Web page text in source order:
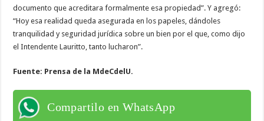
documento que acreditara formalmente esa propiedad”. Y agregó:
“Hoy esa realidad queda asegurada en los papeles, dándoles
tranquilidad y seguridad jurídica sobre un bien por el que, como dijo
el Intendente Lauritto, tanto lucharon”.
Fuente: Prensa de la MdeCdelU.
Compartilo en WhatsApp